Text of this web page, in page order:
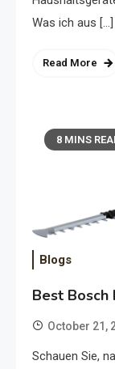
Was ich aus […]
Read More
8 MINS
Blogs
Best
October 21,
Schauen Sie,